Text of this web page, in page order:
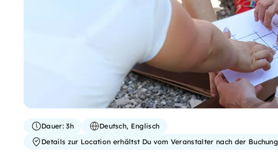
Dauer:3h
Deutsch, Englisch
Details zur Location erhältst Du vom Veranstalter nach der Buchung